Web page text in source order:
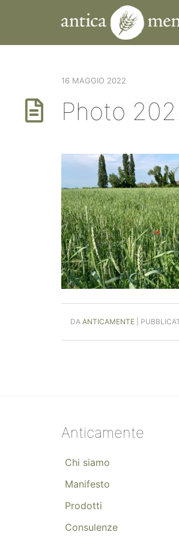
16 MAGGIO 2022
Photo
DA ANTICAMENTE |
Anticamente
Chi siamo
Manifesto
Prodotti
Consulenze